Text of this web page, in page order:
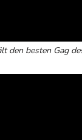
den besten Gag